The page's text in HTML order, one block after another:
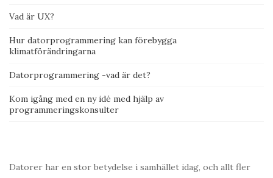
Vad är UX?
Hur datorprogrammering kan förebygga
klimatförändringarna
Datorprogrammering -vad är det?
Kom igång med en ny idé med hjälp av
programmeringskonsulter
Datorer har en stor betydelse i samhället idag, och allt fler